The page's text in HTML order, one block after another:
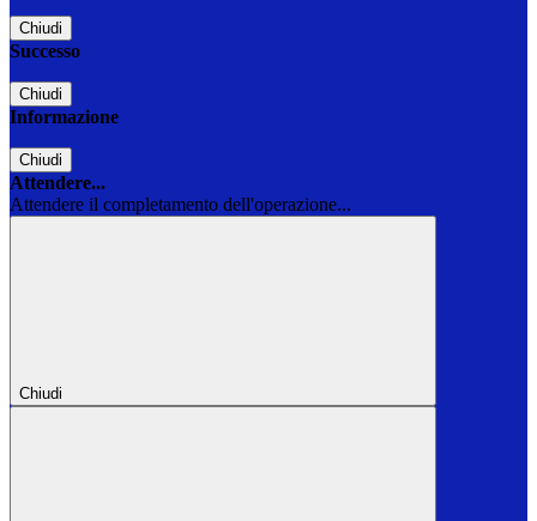
Chiudi
Successo
Chiudi
Informazione
Chiudi
Attendere...
Attendere il completamento dell'operazione...
Chiudi